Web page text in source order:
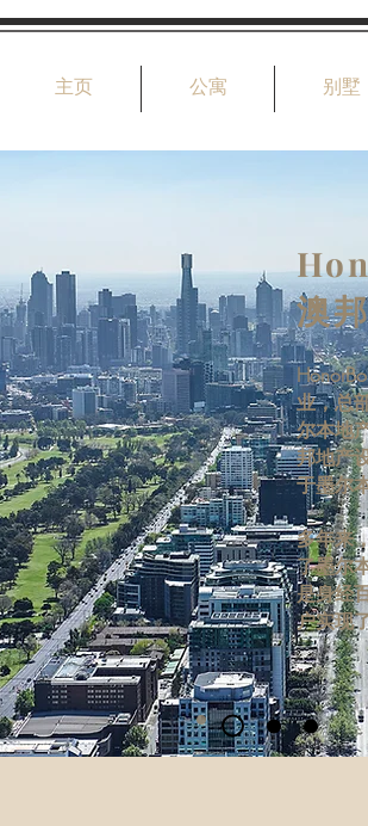
主页 公寓 别墅
澳
业，总
尔本地
邦地产
于墨尔
多年来
了墨尔
是身经
户实现